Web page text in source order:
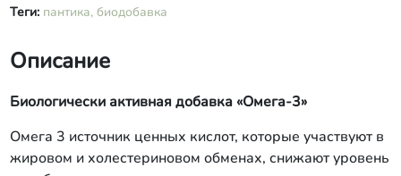
Теги: пантика, биодобавка
Описание
Биологически активная добавка «Омега-3»
Омега 3 источник ценных кислот, которые участвуют в
жировом и холестериновом обменах, снижают уровень